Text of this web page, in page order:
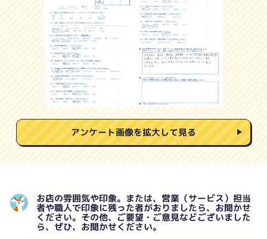
アンケート画像を拡大して見る
お店の雰囲気や印象。または、営業（サービス）担当
者や職人で印象に残った者がおりましたら、お聞かせ
ください。その他、ご要望・ご意見などございました
ら、ぜひ、お聞かせください。